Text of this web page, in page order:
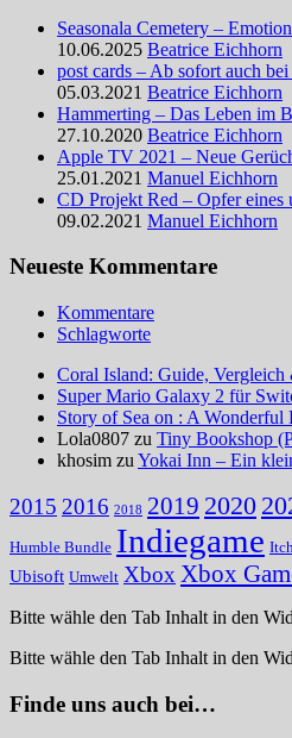
Seasonala Cemetery –
10.06.2025 Beatrice Eichhorn
post cards – Ab sofort auch
05.03.2021 Beatrice Eichhorn
Hammerting – Das Leben im
27.10.2020 Beatrice Eichhorn
Apple TV 2021 – Neue
25.01.2021 Manuel Eichhorn
CD Projekt Red – Opfer eines
09.02.2021 Manuel Eichhorn
Neueste Kommentare
Kommentare
Schlagworte
Coral Island: Guide,
Super Mario Galaxy 2 für
Story of Sea on : A
Lola0807 zu Tiny Bookshop
khosim zu Yokai Inn – Ein
2015 2016 2018 2019 2020
Humble Bundle Indiegame
Ubisoft Umwelt Xbox Xbox
Bitte wähle den Tab Inhalt in den
Bitte wähle den Tab Inhalt in den
Finde uns auch bei…